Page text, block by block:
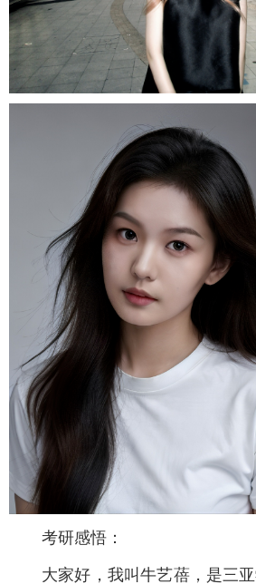
考研感悟：
大家好，我叫牛艺蓓，是三